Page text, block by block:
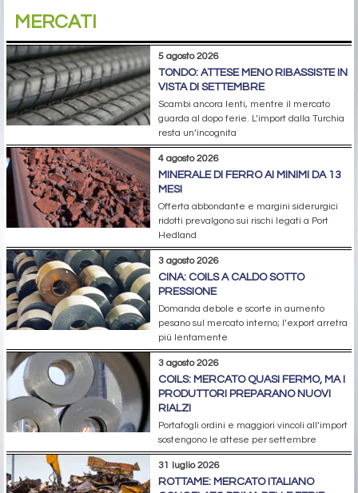
MERCATI
5 agosto 2026
TONDO: ATTESE MENO RIBASSISTE IN
VISTA DI SETTEMBRE
Scambi ancora lenti, mentre il mercato
guarda al dopo ferie. L’import dalla Turchia
resta un’incognita
4 agosto 2026
MINERALE DI FERRO AI MINIMI DA 13
MESI
Offerta abbondante e margini siderurgici
ridotti prevalgono sui rischi legati a Port
Hedland
3 agosto 2026
CINA: COILS A CALDO SOTTO
PRESSIONE
Domanda debole e scorte in aumento
pesano sul mercato interno; l’export arretra
più lentamente
3 agosto 2026
COILS: MERCATO QUASI FERMO, MA I
PRODUTTORI PREPARANO NUOVI
RIALZI
Portafogli ordini e maggiori vincoli all’import
sostengono le attese per settembre
31 luglio 2026
ROTTAME: MERCATO ITALIANO